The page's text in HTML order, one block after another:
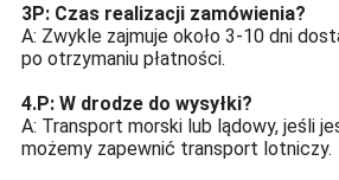
3P: Czas realizacji zamówienia?
A: Zwykle zajmuje około 3-10 dni
po otrzymaniu płatności.
4.P: W drodze do wysyłki?
A: Transport morski lub lądowy, jeśli
możemy zapewnić transport lotniczy.